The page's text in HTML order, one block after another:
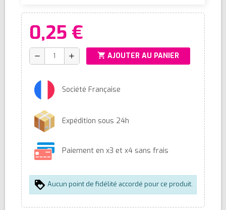
0,25 €
remove add shopping_cart AJOUTER AU PANIER
Société Française
Expédition sous 24h
Paiement en x3 et x4 sans frais
Aucun point de fidélité accordé pour ce produit.